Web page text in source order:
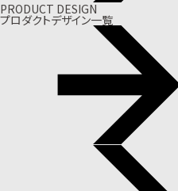
PRODUCT DESIGN
プロダクトデザイン一覧